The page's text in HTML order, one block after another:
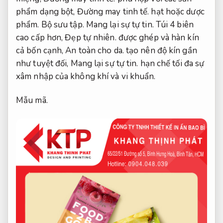
phẩm dạng bột, Đường may tinh tế. hạt hoặc dược
phẩm. Bộ sưu tập. Mang lại sự tự tin. Túi 4 biên
cao cấp hơn,Đẹp tự nhiên. được ghép và hàn kín
cả bốn cạnh,An toàn cho da. tạo nên độ kín gần
như tuyệt đối, Mang lại sự tự tin. hạn chế tối đa sự
xâm nhập của không khí và vi khuẩn.
Mẫu mã.